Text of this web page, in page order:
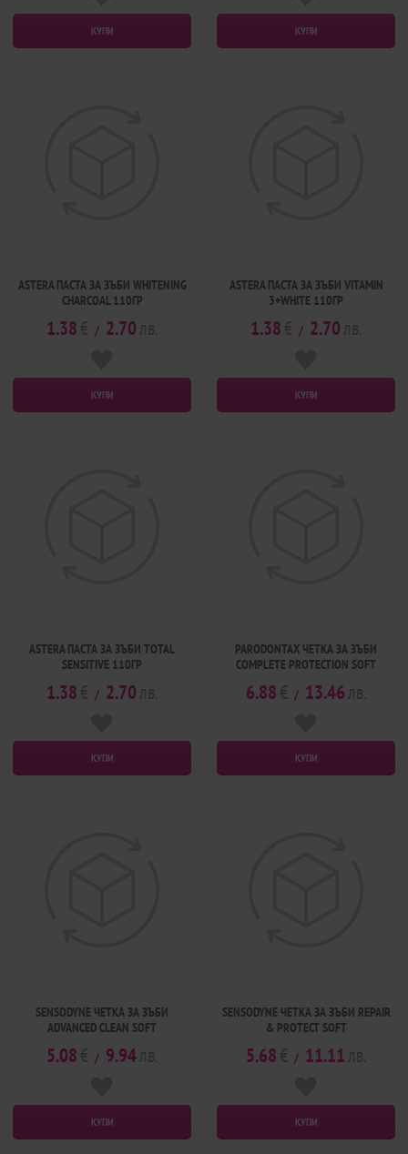
КУПИ КУПИ
ASTERA ПАСТА ЗА ЗЪБИ WHITENING
CHARCOAL 110ГР
1.38 / 2.70
КУПИ
ASTERA ПАСТА ЗА ЗЪБИ VITAMIN
3+WHITE 110ГР
1.38 / 2.70
КУПИ
ASTERA ПАСТА ЗА ЗЪБИ TOTAL
SENSITIVE 110ГР
1.38 / 2.70
КУПИ
PARODONTAX ЧЕТКА ЗА ЗЪБИ
COMPLETE PROTECTION SOFT
6.88 / 13.46
КУПИ
SENSODYNE ЧЕТКА ЗА ЗЪБИ
ADVANCED CLEAN SOFT
5.08 / 9.94
КУПИ
SENSODYNE ЧЕТКА ЗА ЗЪБИ REPAIR
& PROTECT SOFT
5.68 / 11.11
КУПИ